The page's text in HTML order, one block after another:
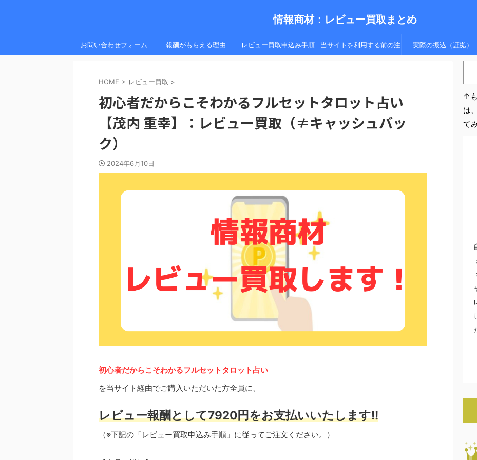
情報商材：レビュー買取まとめ
お問い合わせフォーム 報酬がもらえる理由 レビュー買取申込み手順 当サイトを利用する前の注 実際の振込（証拠）
HOME > レビュー買取 >
初心者だからこそわかるフルセットタロット占い
【茂内 重幸】：レビュー買取（≠キャッシュバッ
ク）
2024年6月10日
初心者だからこそわかるフルセットタロット占い
を当サイト経由でご購入いただいた方全員に、
レビュー報酬として7920円をお支払いいたします!!
（※下記の「レビュー買取申込み手順」に従ってご注文ください。）
↑
は
て